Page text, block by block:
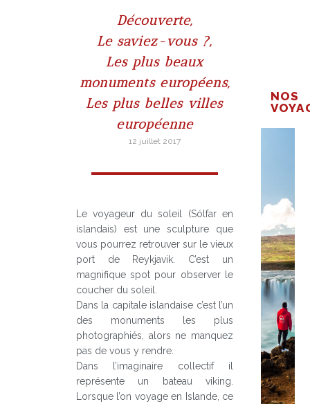
Découverte,
Le saviez-vous ?,
Les plus beaux
monuments européens,
Les plus belles villes
européenne
12 juillet 2017
Le voyageur du soleil (Sólfar en
islandais) est une sculpture que
vous pourrez retrouver sur le vieux
port de Reykjavik. C’est un
magnifique spot pour observer le
coucher du soleil.
Dans la capitale islandaise c’est l’un
des monuments les plus
photographiés, alors ne manquez
pas de vous y rendre.
Dans l’imaginaire collectif il
représente un bateau viking.
Lorsque l’on voyage en Islande, ce
NOS